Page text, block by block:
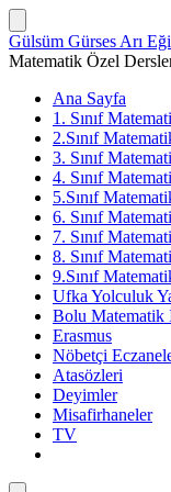
İçeriğe
atla
Arama
Çubuğunu
Göster/Gizle
Gülsüm Gürses Arı
Matematik Özel
Ana Sayfa
1. Sınıf
2.Sınıf
3. Sınıf
4. Sınıf
5.Sınıf
6. Sınıf
7. Sınıf
8. Sınıf
9.Sınıf
Ufka Yolculuk
Bolu Matematik
Erasmus
Nöbetçi
Atasözleri
Deyimler
Misafirhaneler
TV